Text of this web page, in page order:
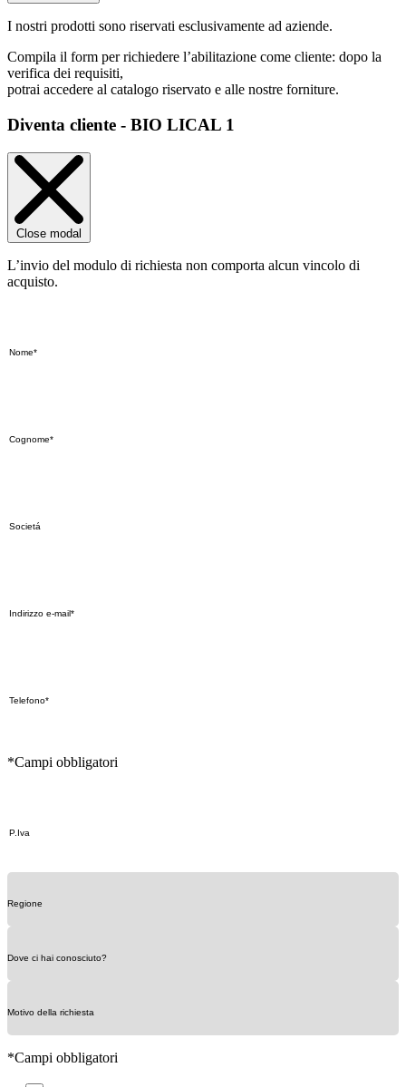
I nostri prodotti sono riservati esclusivamente ad aziende.
Compila il form per richiedere l’abilitazione come cliente: dopo la
verifica dei requisiti,
potrai accedere al catalogo riservato e alle nostre forniture.
Diventa cliente - BIO LICAL 1
Close modal
L’invio del modulo di richiesta non comporta alcun vincolo di
acquisto.
*Campi obbligatori
*Campi obbligatori